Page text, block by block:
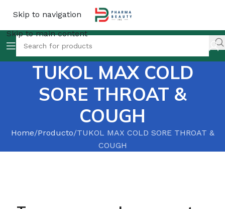
Skip to navigation
Skip to main content
TUKOL MAX COLD
SORE THROAT &
COUGH
Home Producto TUKOL MAX COLD SORE THROAT &
COUGH